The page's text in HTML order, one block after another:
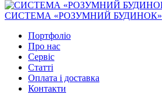
СИСТЕМА «РОЗУМНИЙ БУДИНОК»
Портфоліо
Про нас
Сервіс
Статті
Оплата і доставка
Контакти